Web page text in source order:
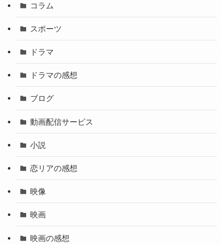
コラム
スポーツ
ドラマ
ドラマの感想
ブログ
動画配信サービス
小説
恋リアの感想
映像
映画
映画の感想